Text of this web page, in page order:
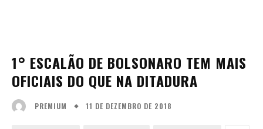
1° ESCALÃO DE BOLSONARO TEM MAIS
OFICIAIS DO QUE NA DITADURA
PREMIUM 11 DE DEZEMBRO DE 2018